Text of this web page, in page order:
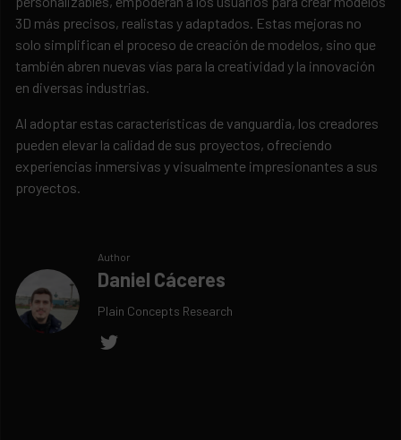
3D más precisos, realistas y adaptados. Estas mejoras no
solo simplifican el proceso de creación de modelos, sino que
también abren nuevas vías para la creatividad y la innovación
en diversas industrias.
Al adoptar estas características de vanguardia, los creadores
pueden elevar la calidad de sus proyectos, ofreciendo
experiencias inmersivas y visualmente impresionantes a sus
proyectos.
Author
Daniel Cáceres
Plain Concepts Research